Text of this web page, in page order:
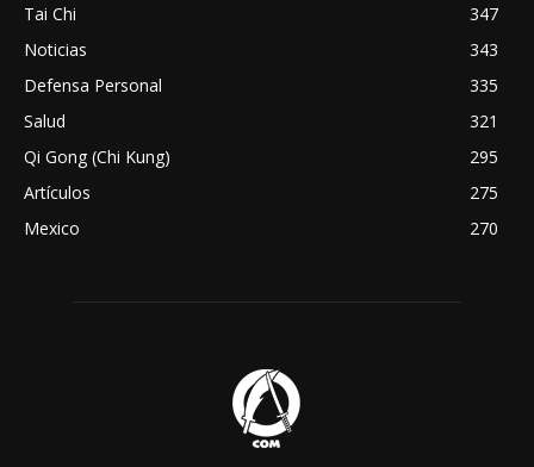
Tai Chi
347
Noticias
343
Defensa Personal
335
Salud
321
Qi Gong (Chi Kung)
295
Artículos
275
Mexico
270